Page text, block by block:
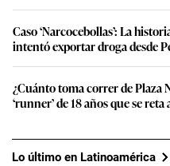
Caso ‘Narcocebollas’: La
intentó exportar droga desde
¿Cuánto toma correr de Plaza
‘runner’ de 18 años que se
Lo último en Latinoamérica